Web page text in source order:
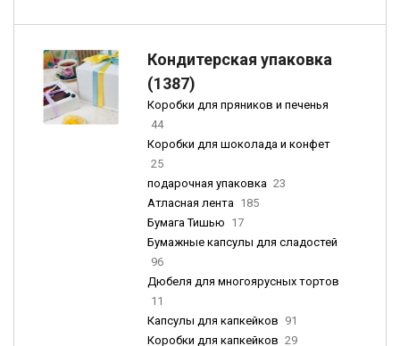
Кондитерская упаковка
(1387)
Коробки для пряников и печенья
44
Коробки для шоколада и конфет
25
подарочная упаковка 23
Атласная лента 185
Бумага Тишью 17
Бумажные капсулы для сладостей
96
Дюбеля для многоярусных тортов
11
Капсулы для капкейков 91
Коробки для капкейков 29